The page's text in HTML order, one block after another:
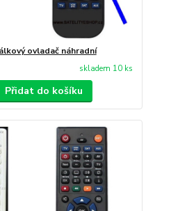
ovladač náhradní
skladem 10 ks
Přidat do košíku